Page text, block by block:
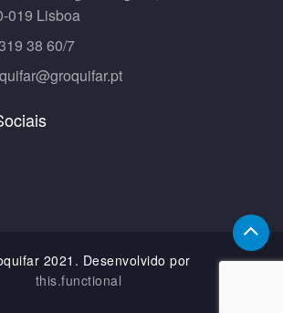
019 Lisboa
38 60/7
2021. Desenvolvido por
this.functional